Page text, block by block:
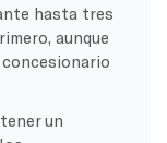
hasta tres
aunque
un